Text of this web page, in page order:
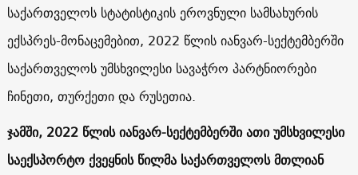
საქართველოს სტატისტიკის ეროვნული სამსახურის
ექსპრეს-მონაცემებით, 2022 წლის იანვარ-სექტემბერში
საქართველოს უმსხვილესი სავაჭრო პარტნიორები
ჩინეთი, თურქეთი და რუსეთია.
ჯამში, 2022 წლის იანვარ-სექტემბერში ათი უმსხვილესი
საექსპორტო ქვეყნის წილმა საქართველოს მთლიან